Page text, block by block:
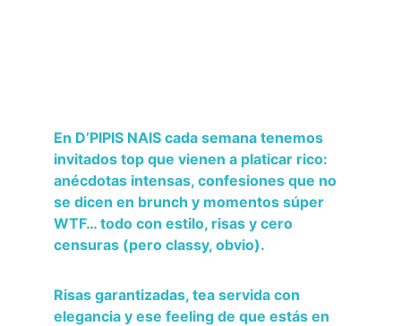
En D’PIPIS NAIS cada semana tenemos
invitados top que vienen a platicar rico:
anécdotas intensas, confesiones que no
se dicen en brunch y momentos súper
WTF… todo con estilo, risas y cero
censuras (pero classy, obvio).
Risas garantizadas, tea servida con
elegancia y ese feeling de que estás en